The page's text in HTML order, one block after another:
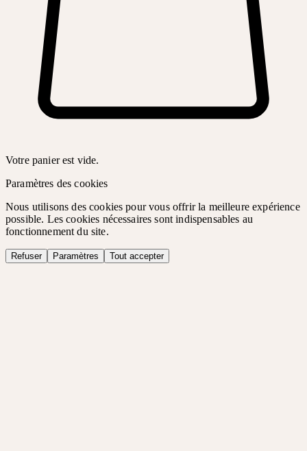
Votre panier est vide.
Paramètres des cookies
Nous utilisons des cookies pour vous offrir la meilleure expérience
possible. Les cookies nécessaires sont indispensables au
fonctionnement du site.
Refuser Paramètres Tout accepter